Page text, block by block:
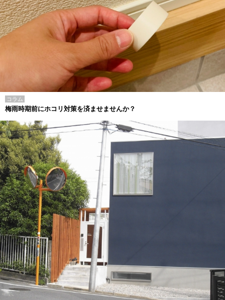
コラム
梅雨時期前にホコリ対策を済ませませんか？